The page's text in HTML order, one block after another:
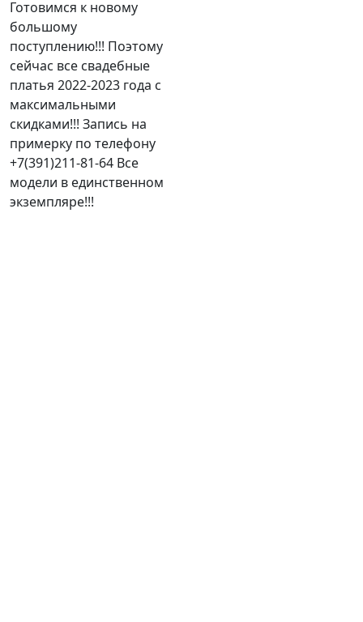
Готовимся к новому
большому
поступлению!!! Поэтому
сейчас все свадебные
платья 2022-2023 года с
максимальными
скидками!!! Запись на
примерку по телефону
+7(391)211-81-64 Все
модели в единственном
экземпляре!!!